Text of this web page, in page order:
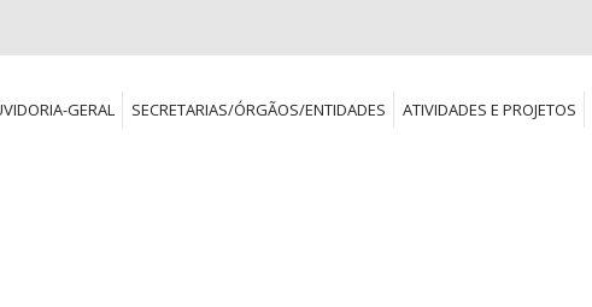
GERAL SECRETARIAS/ÓRGÃOS/ENTIDADES ATIVIDADES E PROJETOS